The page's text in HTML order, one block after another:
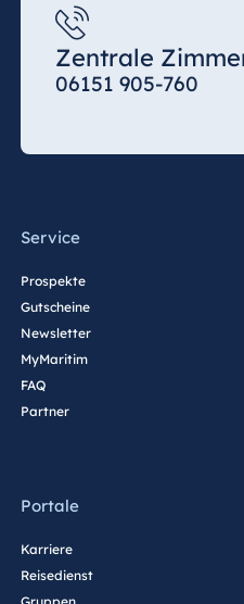
Zentrale
06151 905-760
Service
Prospekte
Gutscheine
Newsletter
MyMaritim
FAQ
Partner
Portale
Karriere
Reisedienst